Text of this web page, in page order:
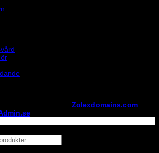
Zolexdomains.com